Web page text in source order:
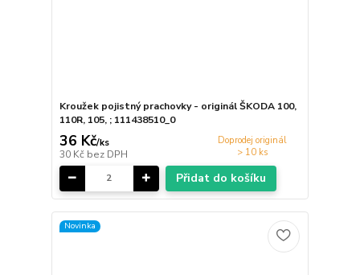
Kroužek pojistný prachovky - originál ŠKODA 100,
110R, 105, ; 111438510_0
36 Kč/ks
30 Kč bez DPH
Doprodej originál
> 10 ks
Přidat do košíku
Novinka